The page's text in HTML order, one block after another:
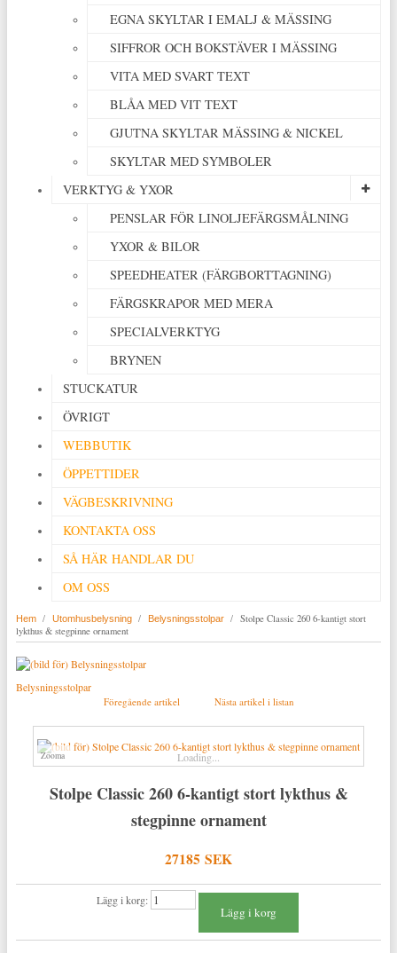
EGNA SKYLTAR I EMALJ & MÄSSING
SIFFROR OCH BOKSTÄVER I MÄSSING
VITA MED SVART TEXT
BLÅA MED VIT TEXT
GJUTNA SKYLTAR MÄSSING & NICKEL
SKYLTAR MED SYMBOLER
VERKTYG & YXOR
PENSLAR FÖR LINOLJEFÄRGSMÅLNING
YXOR & BILOR
SPEEDHEATER (FÄRGBORTTAGNING)
FÄRGSKRAPOR MED MERA
SPECIALVERKTYG
BRYNEN
STUCKATUR
ÖVRIGT
WEBBUTIK
ÖPPETTIDER
VÄGBESKRIVNING
KONTAKTA OSS
SÅ HÄR HANDLAR DU
OM OSS
Hem / Utomhusbelysning / Belysningsstolpar / Stolpe Classic 260 6-kantigt stort
lykthus & stegpinne ornament
Belysningsstolpar
Föregående artikel Nästa artikel i listan
Loading...
Zooma
Stolpe Classic 260 6-kantigt stort lykthus &
stegpinne ornament
27185 SEK
Lägg i korg: